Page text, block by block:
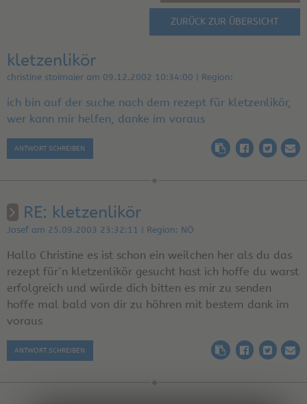
ZURÜCK ZUR ÜBERSICHT
kletzenlikör
christine stoimaier am 09.12.2002 10:34:00 | Region:
ich bin auf der suche nach dem rezept für kletzenlikör,
wer kann mir helfen, danke im voraus
ANTWORT SCHREIBEN
RE: kletzenlikör
Josef am 25.09.2003 23:32:11 | Region: NÖ
Hallo Christine es ist schon ein weilchen her als du das
rezept für´n kletzenlikör gesucht hast ich hoffe du warst
erfolgreich und würde dich bitten es mir zu senden
hoffe mal bald von dir zu höhren mit bestem dank im
voraus
ANTWORT SCHREIBEN